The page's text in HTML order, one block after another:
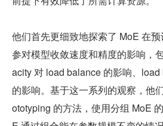
他们首先更细致地探索了 MoE 在
参对模型收敛速度和精度的影响，
acity 对 load balance 的影响、
的影响。基于这一系列的观察，他
ototyping 的方法，使用分组 MoE